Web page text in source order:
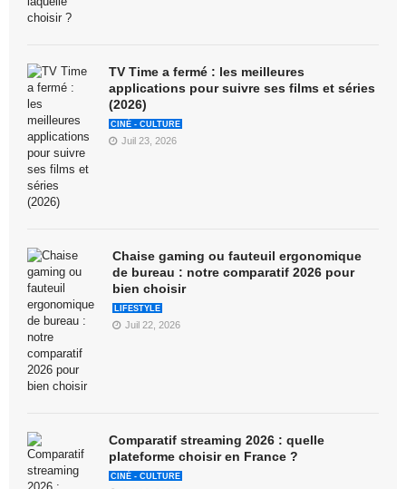
TV Time a fermé : les meilleures
applications pour suivre ses films et séries
(2026)
CINÉ - CULTURE
Juil 23, 2026
Chaise gaming ou fauteuil ergonomique
de bureau : notre comparatif 2026 pour
bien choisir
LIFESTYLE
Juil 22, 2026
Comparatif streaming 2026 : quelle
plateforme choisir en France ?
CINÉ - CULTURE